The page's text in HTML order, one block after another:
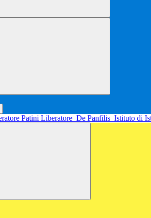
Patini Liberatore De Panfilis Istituto di